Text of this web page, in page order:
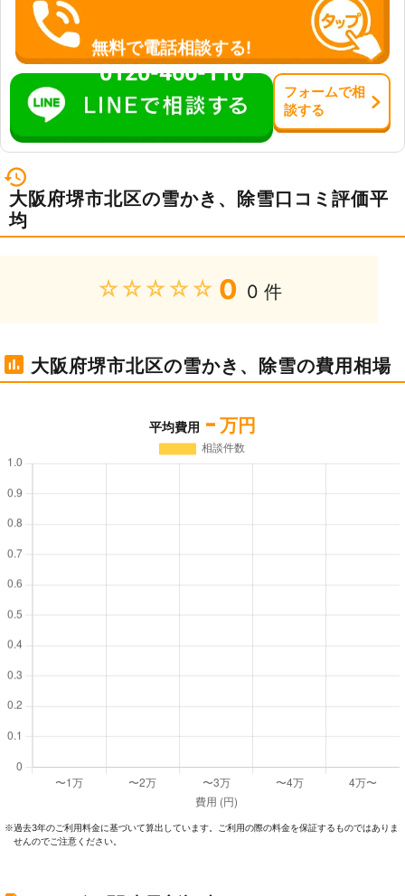
無料で電話相談する!
0120-466-110
フォームで相
談する
大阪府堺市北区の雪かき、除雪口コミ評価平
均
★★★★★ 0 0 件
大阪府堺市北区の雪かき、除雪の費用相場
平均費用 - 万円
※過去3年のご利⽤料⾦に基づいて算出しています。ご利⽤の際の料⾦を保証するものではありま
せんのでご注意ください。